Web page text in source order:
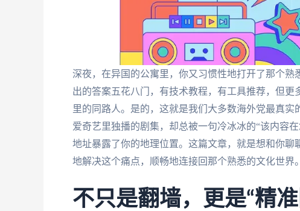
深夜，在异国的公寓里，你又习惯性地打开了那个熟
出的答案五花八门，有技术教程，有工具推荐，但更
里的同路人。是的，这就是我们大多数海外党最真实
爱奇艺里独播的剧集，却总被一句冷冰冰的“该内容
地址暴露了你的地理位置。这篇文章，就是想和你
地解决这个痛点，顺畅地连接回那个熟悉的文化世界。
不只是翻墙，更是“精